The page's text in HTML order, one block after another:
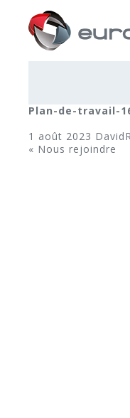
Plan-de-travail-
1 août 2023
« Nous rejoindre